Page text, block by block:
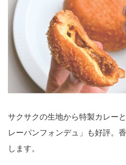
サクサクの生地から特製カレー
レーパンフォンデュ」も好評。
します。